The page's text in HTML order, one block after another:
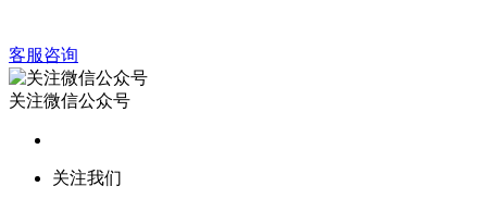
客服咨询
关注微信公众号
关注我们